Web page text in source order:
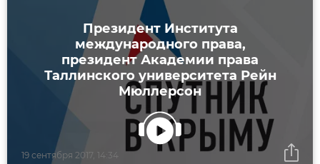
Президент Института
международного права,
президент Академии права
Таллинского университета Рейн
Мюллерсон
19 сентября 2017, 14:34